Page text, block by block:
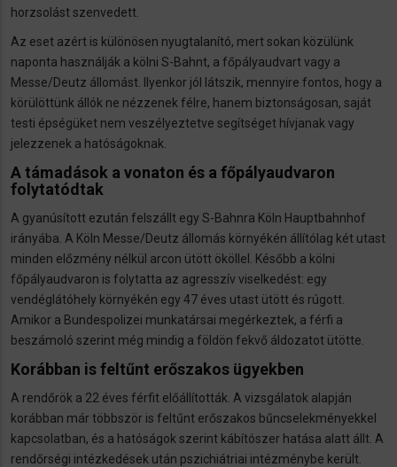
horzsolást szenvedett.
Az eset azért is különösen nyugtalanító, mert sokan közülünk
naponta használják a kölni S-Bahnt, a főpályaudvart vagy a
Messe/Deutz állomást. Ilyenkor jól látszik, mennyire fontos, hogy a
körülöttünk állók ne nézzenek félre, hanem biztonságosan, saját
testi épségüket nem veszélyeztetve segítséget hívjanak vagy
jelezzenek a hatóságoknak.
A támadások a vonaton és a főpályaudvaron
folytatódtak
A gyanúsított ezután felszállt egy S-Bahnra Köln Hauptbahnhof
irányába. A Köln Messe/Deutz állomás környékén állítólag két utast
minden előzmény nélkül arcon ütött ököllel. Később a kölni
főpályaudvaron is folytatta az agresszív viselkedést: egy
vendéglátóhely környékén egy 47 éves utast ütött és rúgott.
Amikor a Bundespolizei munkatársai megérkeztek, a férfi a
beszámoló szerint még mindig a földön fekvő áldozatot ütötte.
Korábban is feltűnt erőszakos ügyekben
A rendőrök a 22 éves férfit előállították. A vizsgálatok alapján
korábban már többször is feltűnt erőszakos bűncselekményekkel
kapcsolatban, és a hatóságok szerint kábítószer hatása alatt állt. A
rendőrségi intézkedések után pszichiátriai intézménybe került.